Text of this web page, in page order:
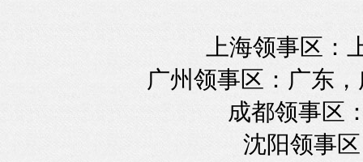
上海领事区：
广州领事区：广东
成都领事区
沈阳领事